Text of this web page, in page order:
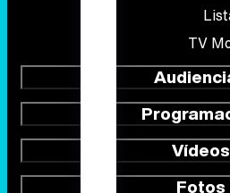
TV
Vídeos
Fotos